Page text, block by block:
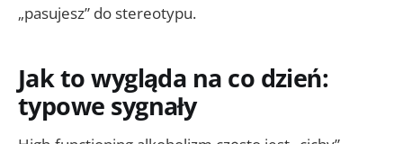
„pasujesz” do stereotypu.
Jak to wygląda na co dzień:
typowe sygnały